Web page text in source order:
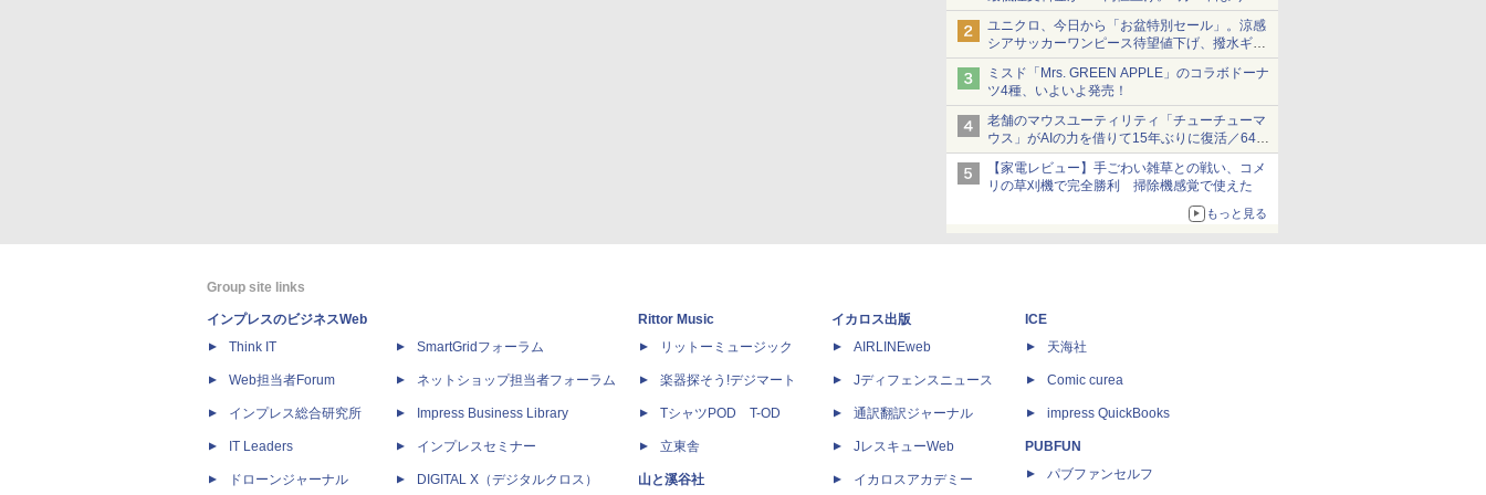
1,500円から受付
ユニクロ、今日から「お盆特別セール」。涼感
シアサッカーワンピース待望値下げ、撥水ギア
ショーツは1990円に
ミスド「Mrs. GREEN APPLE」のコラボドーナ
ツ4種、いよいよ発売！
老舗のマウスユーティリティ「チューチューマ
ウス」がAIの力を借りて15年ぶりに復活／64bit
化、Windows 10/11、「Chrome」も走り回
る。復活記念で2026年末まで500円
【家電レビュー】手ごわい雑草との戦い、コメ
リの草刈機で完全勝利 掃除機感覚で使えた
もっと見る
Group site links
インプレスのビジネスWeb
Think IT
Web担当者Forum
インプレス総合研究所
IT Leaders
ドローンジャーナル
SmartGridフォーラム
ネットショップ担当者フォーラム
Impress Business Library
インプレスセミナー
DIGITAL X（デジタルクロス）
Rittor Music
リットーミュージック
楽器探そう!デジマート
TシャツPOD T-OD
立東舎
山と溪谷社
イカロス出版
AIRLINEweb
Jディフェンスニュース
通訳翻訳ジャーナル
JレスキューWeb
イカロスアカデミー
ICE
天海社
Comic curea
impress QuickBooks
PUBFUN
パブファンセルフ